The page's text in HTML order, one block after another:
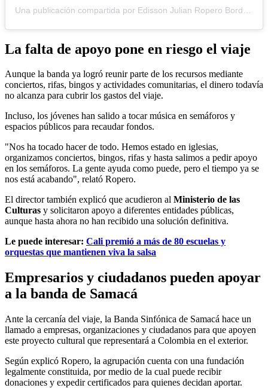
La falta de apoyo pone en riesgo el viaje
Aunque la banda ya logró reunir parte de los recursos mediante
conciertos, rifas, bingos y actividades comunitarias, el dinero todavía
no alcanza para cubrir los gastos del viaje.
Incluso, los jóvenes han salido a tocar música en semáforos y
espacios públicos para recaudar fondos.
"Nos ha tocado hacer de todo. Hemos estado en iglesias,
organizamos conciertos, bingos, rifas y hasta salimos a pedir apoyo
en los semáforos. La gente ayuda como puede, pero el tiempo ya se
nos está acabando", relató Ropero.
El director también explicó que acudieron al Ministerio de las
Culturas y solicitaron apoyo a diferentes entidades públicas,
aunque hasta ahora no han recibido una solución definitiva.
Le puede interesar: Cali premió a más de 80 escuelas y
orquestas que mantienen viva la salsa
Empresarios y ciudadanos pueden apoyar
a la banda de Samacá
Ante la cercanía del viaje, la Banda Sinfónica de Samacá hace un
llamado a empresas, organizaciones y ciudadanos para que apoyen
este proyecto cultural que representará a Colombia en el exterior.
Según explicó Ropero, la agrupación cuenta con una fundación
legalmente constituida, por medio de la cual puede recibir
donaciones y expedir certificados para quienes decidan aportar.